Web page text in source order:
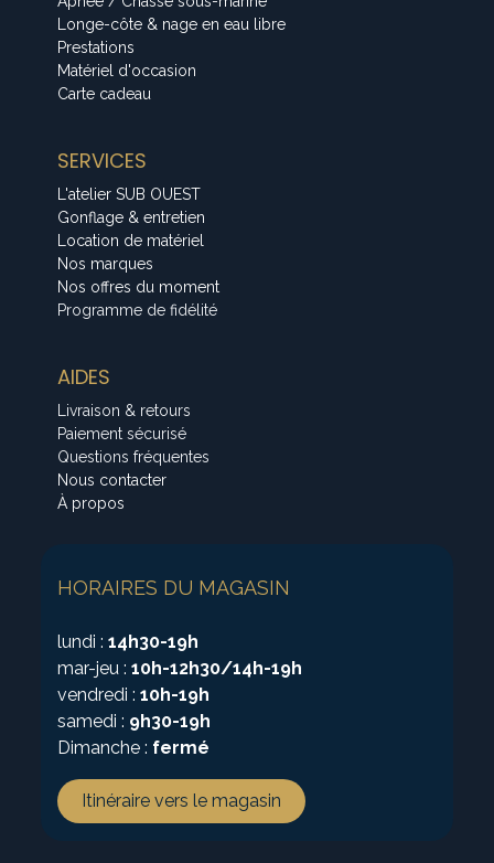
Longe-côte & nage en eau libre
Prestations
Matériel d'occasion
Carte cadeau
SERVICES
L'atelier SUB OUEST
Gonflage & entretien
Location de matériel
Nos marques
Nos offres du moment
Programme de fidélité
AIDES
Livraison & retours
Paiement sécurisé
Questions fréquentes
Nous contacter
À propos
HORAIRES DU MAGASIN
lundi :14h30-19h
mar-jeu :10h-12h30/14h-19h
vendredi :10h-19h
samedi : 9h30-19h
Dimanche : fermé
Itinéraire vers le magasin